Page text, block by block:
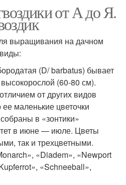
от А до Я.
выращивания на дачном
(D/ barbatus) бывает
(60-80 см).
от других видов
ее маленькие цветочки
в «зонтики»
в июне — июле. Цветы
так и трехцветными.
«Diadem», «Newport
«Schneeball»,